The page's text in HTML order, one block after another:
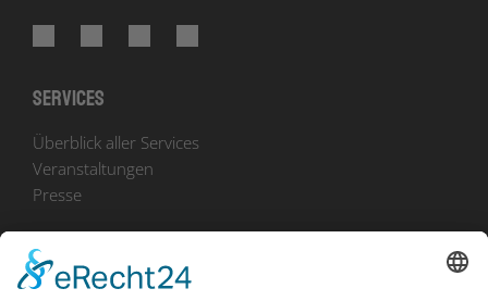
Services
Überblick aller Services
Veranstaltungen
Presse
Bekanntmachungen